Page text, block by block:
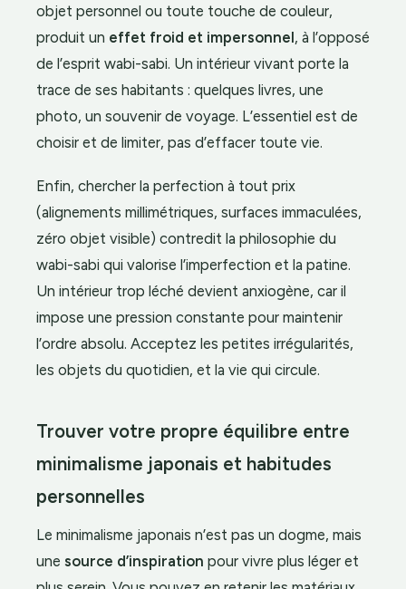
objet personnel ou toute touche de couleur,
produit un effet froid et impersonnel, à l’opposé
de l’esprit wabi-sabi. Un intérieur vivant porte la
trace de ses habitants : quelques livres, une
photo, un souvenir de voyage. L’essentiel est de
choisir et de limiter, pas d’effacer toute vie.
Enfin, chercher la perfection à tout prix
(alignements millimétriques, surfaces immaculées,
zéro objet visible) contredit la philosophie du
wabi-sabi qui valorise l’imperfection et la patine.
Un intérieur trop léché devient anxiogène, car il
impose une pression constante pour maintenir
l’ordre absolu. Acceptez les petites irrégularités,
les objets du quotidien, et la vie qui circule.
Trouver votre propre équilibre entre
minimalisme japonais et habitudes
personnelles
Le minimalisme japonais n’est pas un dogme, mais
une source d’inspiration pour vivre plus léger et